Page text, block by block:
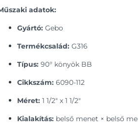
adatok:
Gyártó: Gebo
Termékcsalád: G316
Típus: 90° könyök BB
Cikkszám: 6090-112
Méret: 1 1/2" x 1 1/2"
Kialakítás: belső menet × belső